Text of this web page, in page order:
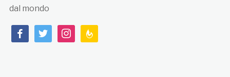
dal mondo
facebooktwitterinstagramfeedburner